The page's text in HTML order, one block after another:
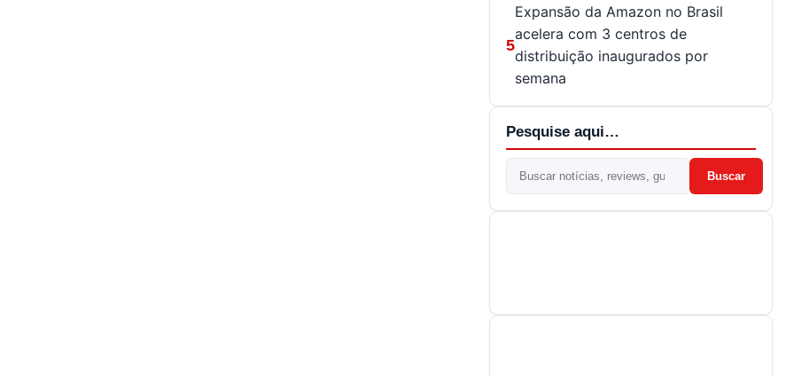
5
Expansão da Amazon no Brasil
acelera com 3 centros de
distribuição inaugurados por
semana
Pesquise aqui…
Buscar